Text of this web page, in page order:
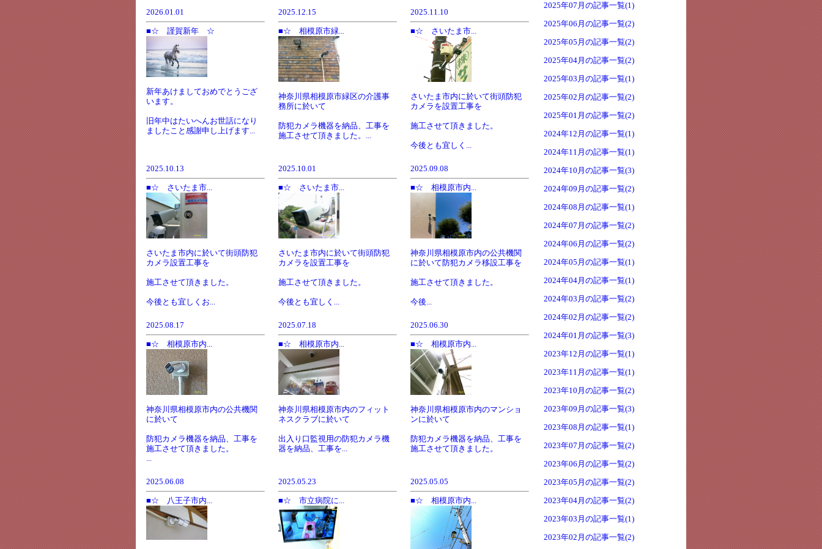
2026.01.01
■☆ 謹賀新年 ☆
新年あけましておめでとうござ
います。
旧年中はたいへんお世話になり
ましたこと感謝申し上げます...
2025.12.15
■☆ 相模原市緑...
神奈川県相模原市緑区の介護事
務所に於いて
防犯カメラ機器を納品、工事を
施工させて頂きました。...
2025.11.10
■☆ さいたま市...
さいたま市内に於いて街頭防犯
カメラを設置工事を
施工させて頂きました。
今後とも宜しく...
2025.10.13
■☆ さいたま市...
さいたま市内に於いて街頭防犯
カメラ設置工事を
施工させて頂きました。
今後とも宜しくお...
2025.10.01
■☆ さいたま市...
さいたま市内に於いて街頭防犯
カメラを設置工事を
施工させて頂きました。
今後とも宜しく...
2025.09.08
■☆ 相模原市内...
神奈川県相模原市内の公共機関
に於いて防犯カメラ移設工事を
施工させて頂きました。
今後...
2025.08.17
■☆ 相模原市内...
神奈川県相模原市内の公共機関
に於いて
防犯カメラ機器を納品、工事を
施工させて頂きました。
...
2025.07.18
■☆ 相模原市内...
神奈川県相模原市内のフィット
ネスクラブに於いて
出入り口監視用の防犯カメラ機
器を納品、工事を...
2025.06.30
■☆ 相模原市内...
神奈川県相模原市内のマンショ
ンに於いて
防犯カメラ機器を納品、工事を
施工させて頂きました。
2025.06.08
■☆ 八王子市内...
2025.05.23
■☆ 市立病院に...
2025.05.05
■☆ 相模原市内...
2025年07月の記事一覧(1)
2025年06月の記事一覧(2)
2025年05月の記事一覧(2)
2025年04月の記事一覧(2)
2025年03月の記事一覧(1)
2025年02月の記事一覧(2)
2025年01月の記事一覧(2)
2024年12月の記事一覧(1)
2024年11月の記事一覧(1)
2024年10月の記事一覧(3)
2024年09月の記事一覧(2)
2024年08月の記事一覧(1)
2024年07月の記事一覧(2)
2024年06月の記事一覧(2)
2024年05月の記事一覧(1)
2024年04月の記事一覧(1)
2024年03月の記事一覧(2)
2024年02月の記事一覧(2)
2024年01月の記事一覧(3)
2023年12月の記事一覧(1)
2023年11月の記事一覧(1)
2023年10月の記事一覧(2)
2023年09月の記事一覧(3)
2023年08月の記事一覧(1)
2023年07月の記事一覧(2)
2023年06月の記事一覧(2)
2023年05月の記事一覧(2)
2023年04月の記事一覧(2)
2023年03月の記事一覧(1)
2023年02月の記事一覧(2)